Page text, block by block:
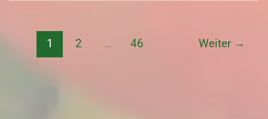
1 2 … 46 Weiter →